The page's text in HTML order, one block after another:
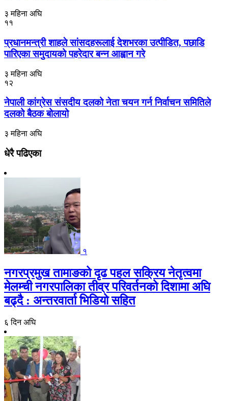
३ महिना अघि
११
प्रधानमन्त्री शाहले सांसदहरूलाई देशभरका उत्पीडित, पछाडि
पारिएका समुदायको पहरेदार बन्न आह्वान गरे
३ महिना अघि
१२
नेपाली कांग्रेस संसदीय दलको नेता चयन गर्न निर्वाचन समितिले
दलको बैठक बोलायो
३ महिना अघि
धेरै पढिएका
१
नगरप्रमुख तामाङको दृढ पहल सक्रिय नेतृत्वमा
मेलम्ची नगरपालिका तीव्र परिवर्तनको दिशामा अघि
बढ्दै : अन्तरवार्ता भिडियो सहित
६ दिन अघि